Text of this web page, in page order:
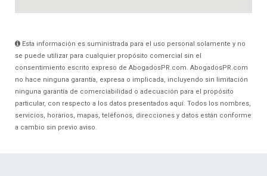
Esta información es suministrada para el uso personal solamente y no
se puede utilizar para cualquier propósito comercial sin el
consentimiento escrito expreso de AbogadosPR.com. AbogadosPR.com
no hace ninguna garantía, expresa o implicada, incluyendo sin limitación
ninguna garantía de comerciabilidad o adecuación para el propósito
particular, con respecto a los datos presentados aquí. Todos los nombres,
servicios, horarios, mapas, teléfonos, direcciones y datos están conforme
a cambio sin previo aviso.